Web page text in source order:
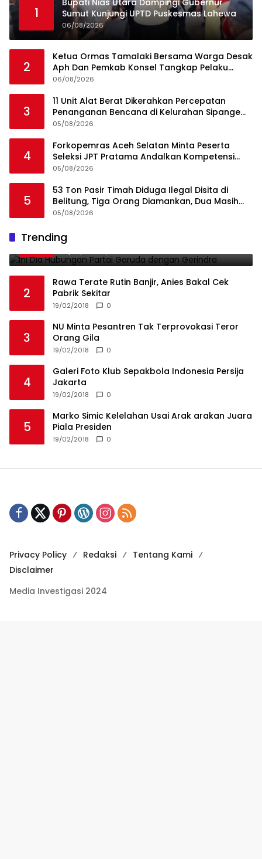
1
Bupati Nias Utara Dampingi Gubernur
Sumut Kunjungi UPTD Puskesmas Lahewa
06/08/2026
2
Ketua Ormas Tamalaki Bersama Warga Desak
Aph Dan Pemkab Konsel Tangkap Pelaku
Angkut Cangkang Sawit Overload, Truk PT KAP
06/08/2026
3
11 Unit Alat Berat Dikerahkan Percepatan
Penanganan Bencana di Kelurahan Sipange
Kecamatan Tukka
05/08/2026
4
Forkopemras Aceh Selatan Minta Peserta
Seleksi JPT Pratama Andalkan Kompetensi
dan Integritas, Bukan Kedekatan
05/08/2026
5
53 Ton Pasir Timah Diduga Ilegal Disita di
Belitung, Tiga Orang Diamankan, Dua Masih
Diburu
05/08/2026
Trending
1
Gerindra
19/02/2018 0
2
Rawa Terate Rutin Banjir, Anies Bakal Cek
Pabrik Sekitar
19/02/2018 0
3
NU Minta Pesantren Tak Terprovokasi Teror
Orang Gila
19/02/2018 0
4
Galeri Foto Klub Sepakbola Indonesia Persija
Jakarta
19/02/2018 0
5
Marko Simic Kelelahan Usai Arak arakan Juara
Piala Presiden
19/02/2018 0
Privacy Policy Redaksi
Tentang Kami
Disclaimer
Media Investigasi 2024